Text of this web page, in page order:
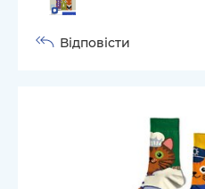
Відповісти